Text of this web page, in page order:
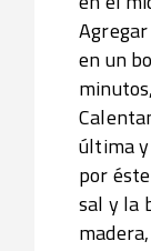
en un
última
por
sal y la